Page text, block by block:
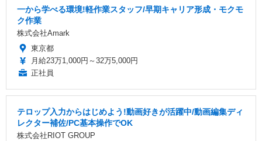
一から学べる環境!軽作業スタッフ/早期キャリア形成・モクモ
ク作業
株式会社Amark
東京都
月給23万1,000円～32万5,000円
正社員
テロップ入力からはじめよう!動画好きが活躍中/動画編集ディ
レクター補佐/PC基本操作でOK
株式会社RIOT GROUP